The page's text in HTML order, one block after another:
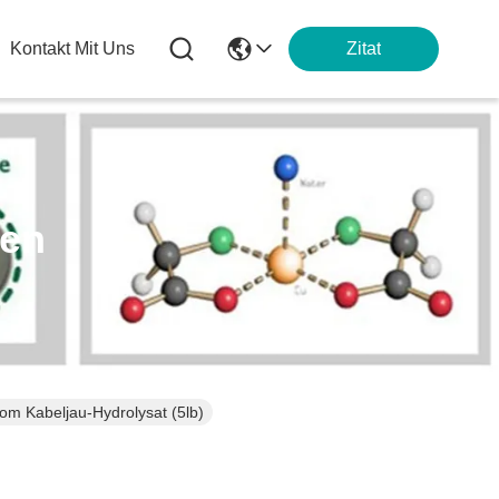
Kontakt Mit Uns Zitat
Kabeljau-Hydrolysat (5lb)